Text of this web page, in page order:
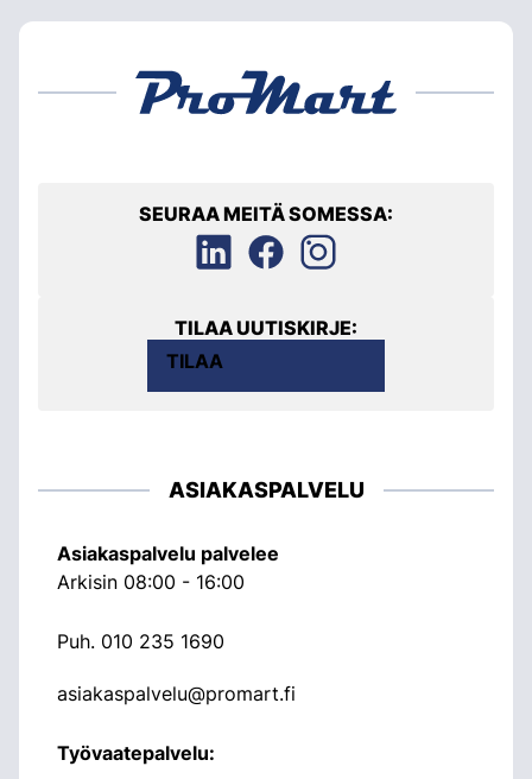
SEURAA MEITÄ SOMESSA:
TILAA UUTISKIRJE:
TILAA
ASIAKASPALVELU
Asiakaspalvelu palvelee
Arkisin 08:00 - 16:00
Puh. 010 235 1690
asiakaspalvelu@promart.fi
Työvaatepalvelu: